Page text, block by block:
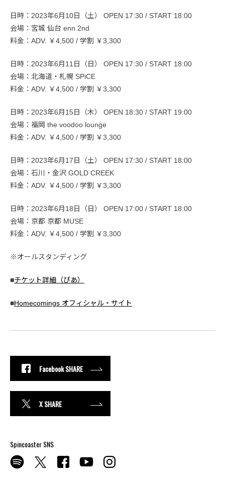
日時：2023年6月10日（土） OPEN 17:30 / START 18:00
会場：宮城 仙台 enn 2nd
料金：ADV. ￥4,500 / 学割 ￥3,300
日時：2023年6月11日（日） OPEN 17:30 / START 18:00
会場：北海道・札幌 SPiCE
料金：ADV. ￥4,500 / 学割 ￥3,300
日時：2023年6月15日（木） OPEN 18:30 / START 19:00
会場：福岡 the voodoo lounge
料金：ADV. ￥4,500 / 学割 ￥3,300
日時：2023年6月17日（土） OPEN 17:30 / START 18:00
会場：石川・金沢 GOLD CREEK
料金：ADV. ￥4,500 / 学割 ￥3,300
日時：2023年6月18日（日） OPEN 17:00 / START 18:00
会場：京都 京都 MUSE
料金：ADV. ￥4,500 / 学割 ￥3,300
※オールスタンディング
■チケット詳細（ぴあ）
■Homecomings オフィシャル・サイト
Facebook SHARE
X SHARE
Spincoaster SNS